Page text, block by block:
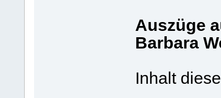
Auszüge
Barbara
Inhalt